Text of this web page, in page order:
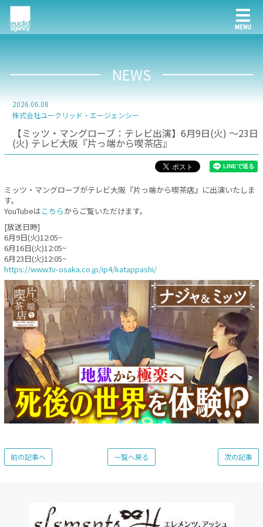
NEWS
2026.06.08
株式会社ユークリッド・エージェンシー
【ミッツ・マングローブ：テレビ出演】6月9日(火) 〜23日
(火) テレビ大阪『片っ端から喫茶店』
ミッツ・マングローブがテレビ大阪『片っ端から喫茶店』に出演いたしま
す。
YouTubeはこちらからご覧いただけます。
[放送日時]
6月9日(火)12:05~
6月16日(火)12:05~
6月23日(火)12:05~
https://www.tv-osaka.co.jp/ip4/katappashi/
次の記事
一覧へ戻る
前の記事へ